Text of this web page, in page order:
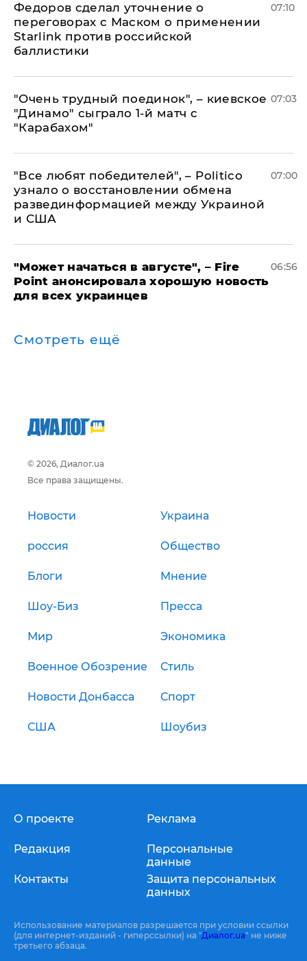
Федоров сделал уточнение о
переговорах с Маском о применении
Starlink против российской
баллистики
07:10
"Очень трудный поединок", – киевское
"Динамо" сыграло 1-й матч с
"Карабахом"
07:03
​"Все любят победителей", – Politico
узнало о восстановлении обмена
развединформацией между Украиной
и США
07:00
"Может начаться в августе", – Fire
Point анонсировала хорошую новость
для всех украинцев
06:56
Смотреть ещё
© 2026, Диалог.ua
Все права защищены.
Новости Украина
россия Общество
Блоги Мнение
Шоу-Биз Пресса
Мир Экономика
Военное Обозрение Стиль
Новости Донбасса Спорт
США Шоубиз
О проекте
Редакция
Контакты
Реклама
Персональные
данные
Защита персональных
данных
Использование материалов разрешается при условии ссылки
(для интернет-изданий - гиперссылки) на "Диалог.ua" не ниже
третьего абзаца.